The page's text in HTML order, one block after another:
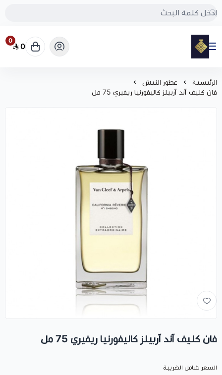
مود
0
0
الرئيسية
عطور النيش
فان كليف آند آربيلز كاليفورنيا ريفيري 75 مل
فان كليف آند آربيلز كاليفورنيا ريفيري 75 مل
السعر شامل الضريبة